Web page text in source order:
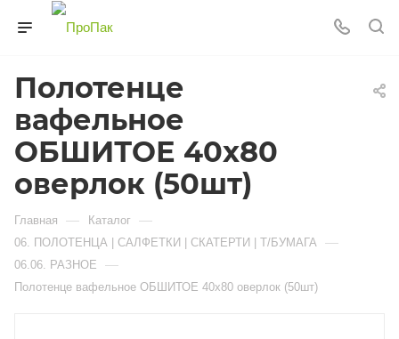
Полотенце
вафельное
ОБШИТОЕ 40х80
оверлок (50шт)
Главная — Каталог —
06. ПОЛОТЕНЦА | САЛФЕТКИ | СКАТЕРТИ | Т/БУМАГА —
06.06. РАЗНОЕ —
Полотенце вафельное ОБШИТОЕ 40х80 оверлок (50шт)